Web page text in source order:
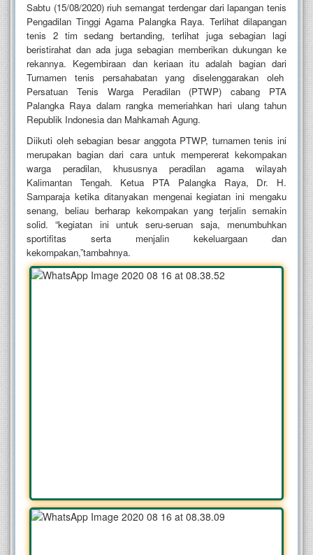
Sabtu (15/08/2020) riuh semangat terdengar dari lapangan tenis
Pengadilan Tinggi Agama Palangka Raya. Terlihat dilapangan
tenis 2 tim sedang bertanding, terlihat juga sebagian lagi
beristirahat dan ada juga sebagian memberikan dukungan ke
rekannya. Kegembiraan dan keriaan itu adalah bagian dari
Turnamen tenis persahabatan yang diselenggarakan oleh
Persatuan Tenis Warga Peradilan (PTWP) cabang PTA
Palangka Raya dalam rangka memeriahkan hari ulang tahun
Republik Indonesia dan Mahkamah Agung.
Diikuti oleh sebagian besar anggota PTWP, turnamen tenis ini
merupakan bagian dari cara untuk mempererat kekompakan
warga peradilan, khususnya peradilan agama wilayah
Kalimantan Tengah. Ketua PTA Palangka Raya, Dr. H.
Samparaja ketika ditanyakan mengenai kegiatan ini mengaku
senang, beliau berharap kekompakan yang terjalin semakin
solid. “kegiatan ini untuk seru-seruan saja, menumbuhkan
sportifitas serta menjalin kekeluargaan dan
kekompakan,”tambahnya.